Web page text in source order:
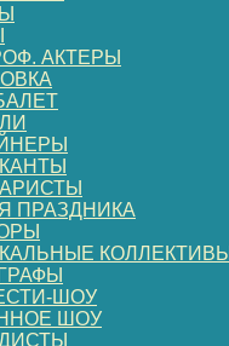
АКТЕРЫ
ПРАЗДНИКА
КОЛЛЕКТИВЫ
ШОУ
ШОУ